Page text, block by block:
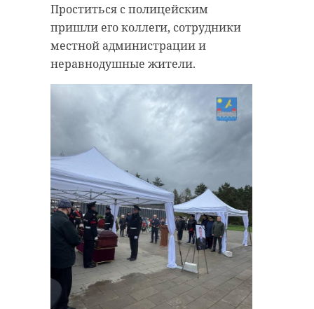
Проститься с полицейским
пришли его коллеги, сотрудники
местной администрации и
неравнодушные жители.